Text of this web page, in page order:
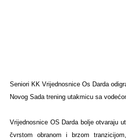
Seniori KK Vrijednosnice Os Darda
Novog Sada trening utakmicu sa
Vrijednosnice OS Darda bolje otvaraju
čvrstom obranom i brzom